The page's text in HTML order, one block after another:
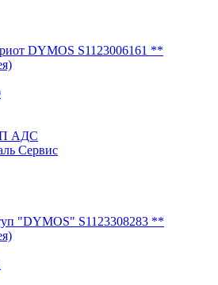
DYMOS S1123006161 **
АДС
Сервис
"DYMOS" S1123308283 **